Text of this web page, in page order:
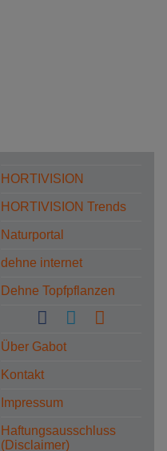
HORTIVISION
HORTIVISION Trends
Naturportal
dehne internet
Dehne Topfpflanzen
Über Gabot
Kontakt
Impressum
Haftungsausschluss
(Disclaimer)